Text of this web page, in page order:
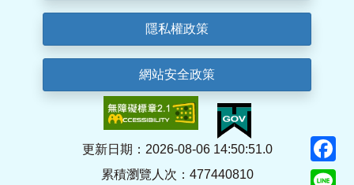
隱私權政策
網站安全政策
更新日期：2026-08-06 14:50:51.0
累積瀏覽人次：477440810